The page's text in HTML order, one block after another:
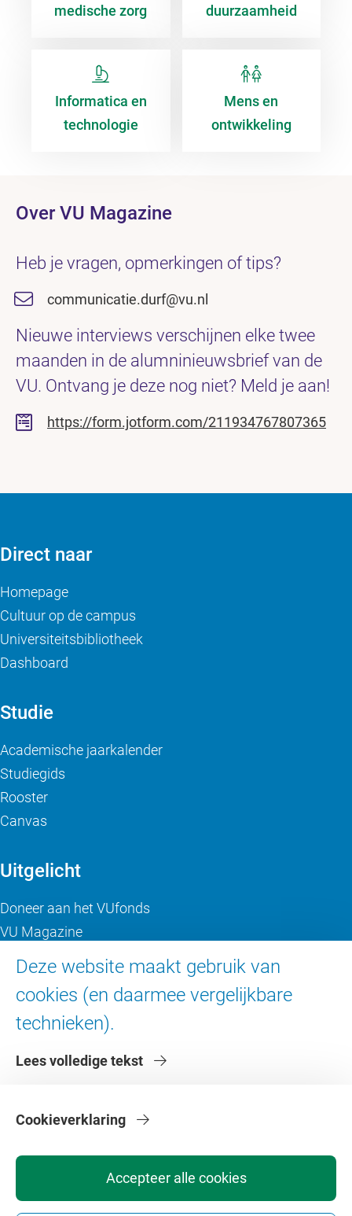
medische zorg
duurzaamheid
Informatica en
technologie
Mens en
ontwikkeling
Over VU Magazine
Heb je vragen, opmerkingen of tips?
communicatie.durf@vu.nl
Nieuwe interviews verschijnen elke twee
maanden in de alumninieuwsbrief van de
VU. Ontvang je deze nog niet? Meld je aan!
https://form.jotform.com/211934767807365
Deze website maakt gebruik van
cookies (en daarmee vergelijkbare
technieken).
Lees volledige tekst
Accepteer alle cookies
Cookieverklaring
Direct naar
Homepage
Cultuur op de campus
Universiteitsbibliotheek
Dashboard
Studie
Academische jaarkalender
Studiegids
Rooster
Canvas
Uitgelicht
Doneer aan het VUfonds
VU Magazine
Over de VU
Contact en route
Faculteiten